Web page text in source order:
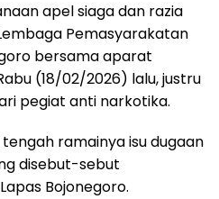
apel siaga dan razia
Pemasyarakatan
bersama aparat
(18/02/2026) lalu, justru
pegiat anti narkotika.
ramainya isu dugaan
disebut-sebut
Bojonegoro.